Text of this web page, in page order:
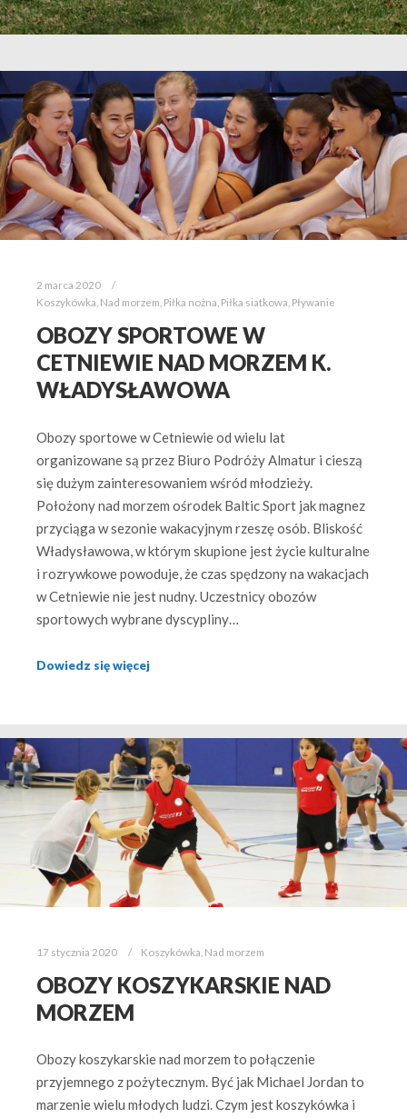
2 marca 2020
Koszykówka Nad morzem Piłka nożna Piłka siatkowa Pływanie
OBOZY SPORTOWE W
CETNIEWIE NAD MORZEM K.
WŁADYSŁAWOWA
Obozy sportowe w Cetniewie od wielu lat
organizowane są przez Biuro Podróży Almatur i cieszą
się dużym zainteresowaniem wśród młodzieży.
Położony nad morzem ośrodek Baltic Sport jak magnez
przyciąga w sezonie wakacyjnym rzeszę osób. Bliskość
Władysławowa, w którym skupione jest życie kulturalne
i rozrywkowe powoduje, że czas spędzony na wakacjach
w Cetniewie nie jest nudny. Uczestnicy obozów
sportowych wybrane dyscypliny…
Dowiedz się więcej
17 stycznia 2020 Koszykówka Nad morzem
OBOZY KOSZYKARSKIE NAD
MORZEM
Obozy koszykarskie nad morzem to połączenie
przyjemnego z pożytecznym. Być jak Michael Jordan to
marzenie wielu młodych ludzi. Czym jest koszykówka i